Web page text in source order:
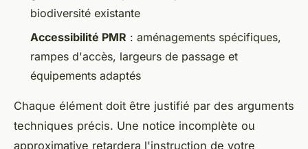
biodiversité existante
Accessibilité PMR : aménagements spécifiques,
rampes d'accès, largeurs de passage et
équipements adaptés
Chaque élément doit être justifié par des arguments
techniques précis. Une notice incomplète ou
approximative retardera l'instruction de votre